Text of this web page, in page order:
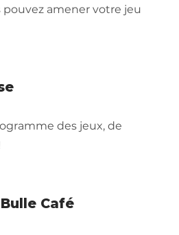
pouvez amener votre jeu
des jeux, de
Café